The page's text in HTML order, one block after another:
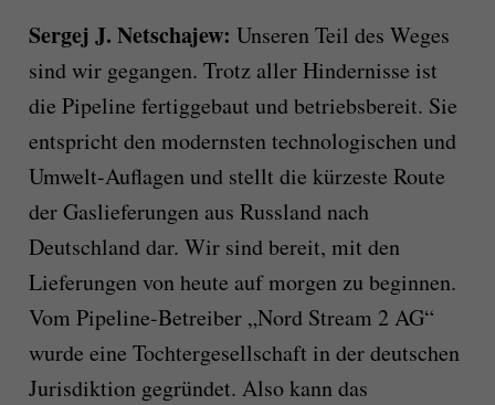
Sergej J. Netschajew: Unseren Teil des Weges
sind wir gegangen. Trotz aller Hindernisse ist
die Pipeline fertiggebaut und betriebsbereit. Sie
entspricht den modernsten technologischen und
Umwelt-Auflagen und stellt die kürzeste Route
der Gaslieferungen aus Russland nach
Deutschland dar. Wir sind bereit, mit den
Lieferungen von heute auf morgen zu beginnen.
Vom Pipeline-Betreiber „Nord Stream 2 AG“
wurde eine Tochtergesellschaft in der deutschen
Jurisdiktion gegründet. Also kann das